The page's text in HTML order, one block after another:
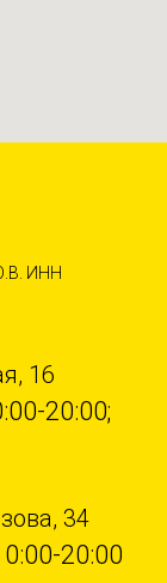
ИНН
16
20:00;
34
20:00